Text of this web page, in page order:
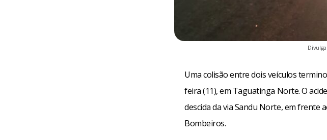
Uma colisão entre dois veículos
feira (11), em Taguatinga Norte. O
descida da via Sandu Norte, em frente
Bombeiros.